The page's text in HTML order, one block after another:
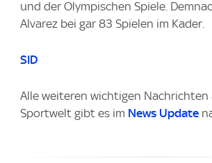
und der Olympischen Spiele.
Alvarez bei gar 83 Spielen im Kader.
SID
Alle weiteren wichtigen Nachrichten
Sportwelt gibt es im News Update